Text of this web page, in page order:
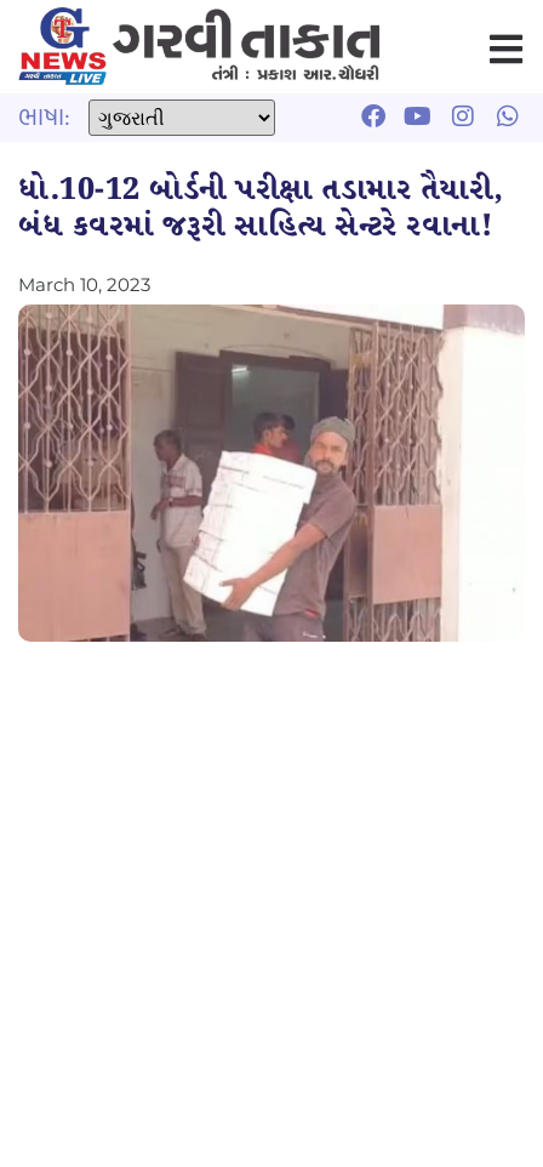
ભાષા:
ધો.10-12 બોર્ડની પરીક્ષા તડામાર તૈયારી,
બંધ કવરમાં જરૂરી સાહિત્ય સેન્ટરે રવાના!
March 10, 2023